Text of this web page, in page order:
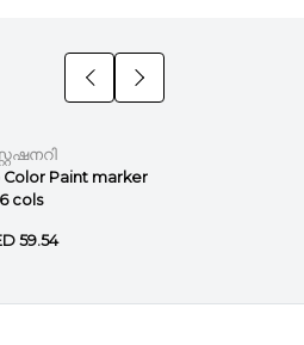
Paint marker
6 cols
59.54